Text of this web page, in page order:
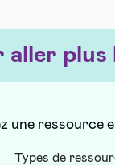
aller plus
une ressource
Types de